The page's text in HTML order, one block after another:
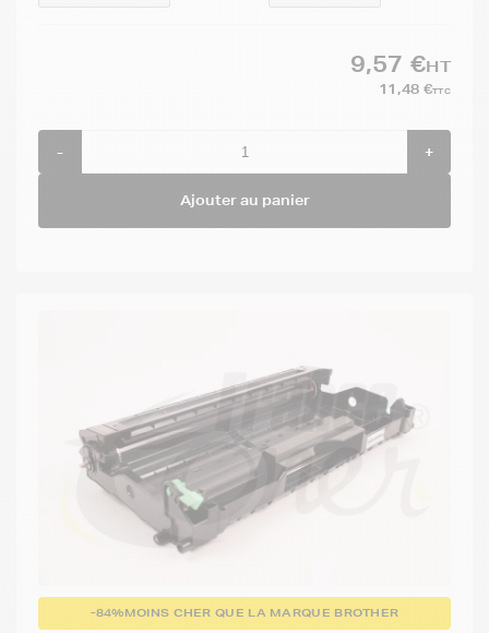
9,57 €HT
11,48 €TTC
- +
Ajouter au panier
-84%MOINS CHER QUE LA MARQUE BROTHER